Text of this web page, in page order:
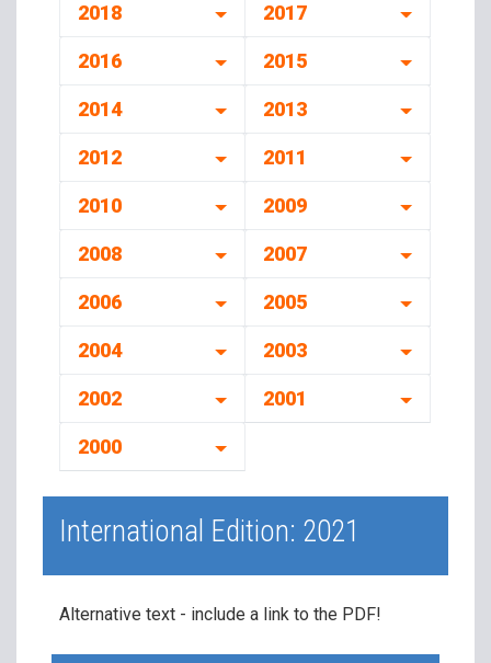
2018 2017
2016 2015
2014 2013
2012 2011
2010 2009
2008 2007
2006 2005
2004 2003
2002 2001
2000
International Edition: 2021
Alternative text - include a link to the PDF!